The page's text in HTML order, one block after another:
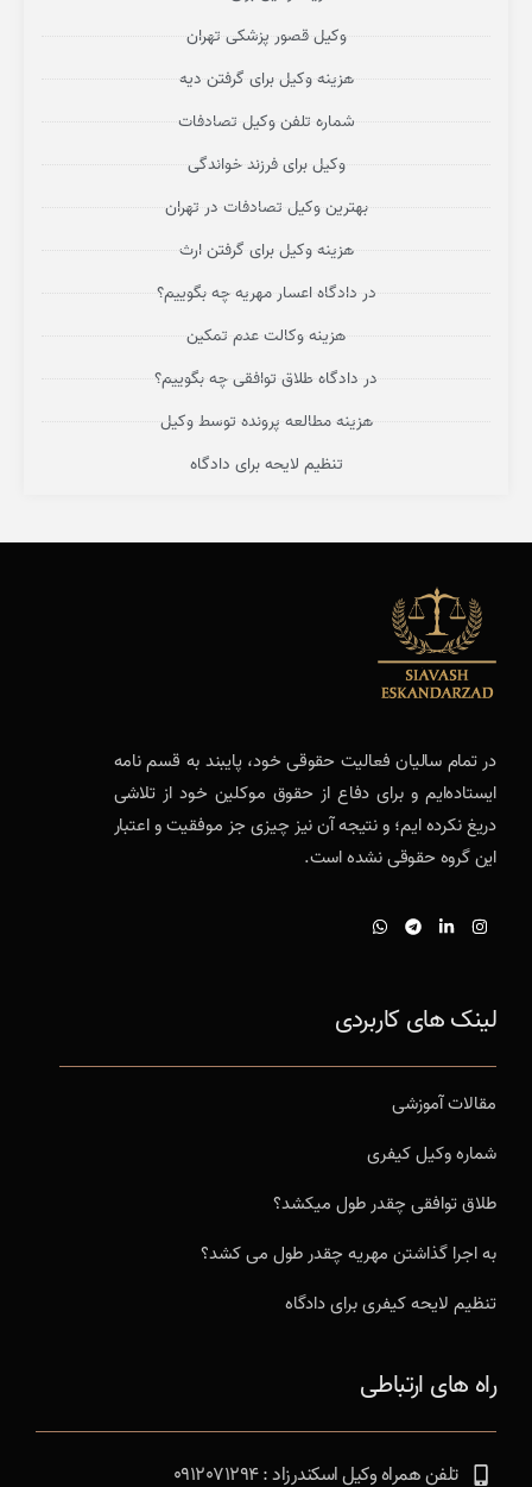
وکیل قصور پزشکی تهران
هزینه وکیل برای گرفتن دیه
شماره تلفن وکیل تصادفات
وکیل برای فرزند خواندگی
بهترین وکیل تصادفات در تهران
هزینه وکیل برای گرفتن ارث
در دادگاه اعسار مهریه چه بگوییم؟
هزینه وکالت عدم تمکین
در دادگاه طلاق توافقی چه بگوییم؟
هزینه مطالعه پرونده توسط وکیل
تنظیم لایحه برای دادگاه
در تمام سالیان فعالیت حقوقی خود، پایبند به قسم نامه
ایستاده‌ایم و برای دفاع از حقوق موکلین خود از تلاشی
دریغ نکرده ایم؛ و نتیجه آن نیز چیزی جز موفقیت و اعتبار
این گروه حقوقی نشده است.
لینک های کاربردی
مقالات آموزشی
شماره وکیل کیفری
طلاق توافقی چقدر طول میکشد؟
به اجرا گذاشتن مهریه چقدر طول می کشد؟
تنظیم لایحه کیفری برای دادگاه
راه های ارتباطی
تلفن همراه وکیل اسکندرزاد : 0912071294